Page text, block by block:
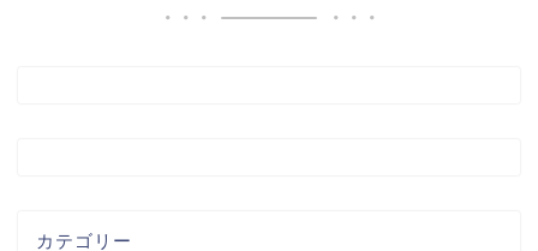
カテゴリー